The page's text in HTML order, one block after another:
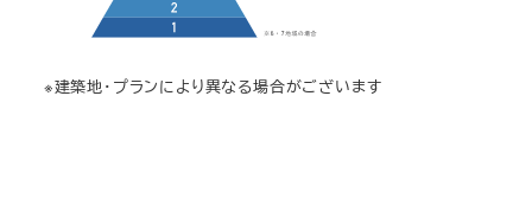
※建築地・プランにより異なる場合がございます